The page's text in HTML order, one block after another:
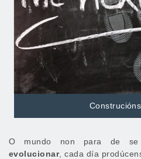
O mundo non para de
evolucionar, cada día